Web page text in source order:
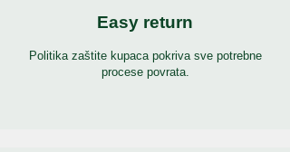
Easy return
Politika zaštite kupaca pokriva sve potrebne
procese povrata.